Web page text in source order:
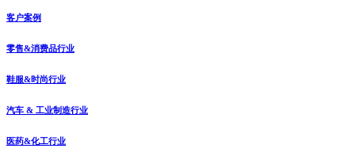
客户案例
零售&消费品行业
鞋服&时尚行业
汽车 & 工业制造行业
医药&化工行业